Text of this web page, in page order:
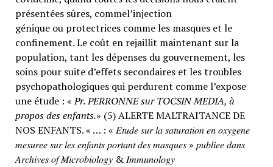
présentées sûres, commel’injection
génique ou protectrices comme les masques et le
confinement. Le coût en rejaillit maintenant sur la
population, tant les dépenses du gouvernement, les
soins pour suite d’effets secondaires et les troubles
psychopathologiques qui perdurent comme l’expose
une étude : «Pr. PERRONNE sur TOCSIN MEDIA, à
propos des enfants.» (5) ALERTE MALTRAITANCE DE
NOS ENFANTS. « … : « 𝐸𝑡𝑢𝑑𝑒 𝑠𝑢𝑟 𝑙𝑎 𝑠𝑎𝑡𝑢𝑟𝑎𝑡𝑖𝑜𝑛 𝑒𝑛 𝑜𝑥𝑦𝑔𝑒𝑛𝑒
𝑚𝑒𝑠𝑢𝑟𝑒𝑒 𝑠𝑢𝑟 𝑙𝑒𝑠 𝑒𝑛𝑓𝑎𝑛𝑡𝑠 𝑝𝑜𝑟𝑡𝑎𝑛𝑡 𝑑𝑒𝑠 𝑚𝑎𝑠𝑞𝑢𝑒𝑠 » 𝑝𝑢𝑏𝑙𝑖𝑒𝑒 𝑑𝑎𝑛𝑠
𝐴𝑟𝑐ℎ𝑖𝑣𝑒𝑠 𝑜𝑓 𝑀𝑖𝑐𝑟𝑜𝑏𝑖𝑜𝑙𝑜𝑔𝑦 & 𝐼𝑚𝑚𝑢𝑛𝑜𝑙𝑜𝑔𝑦